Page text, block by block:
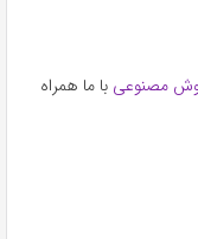
مصنوعی با ما همراه